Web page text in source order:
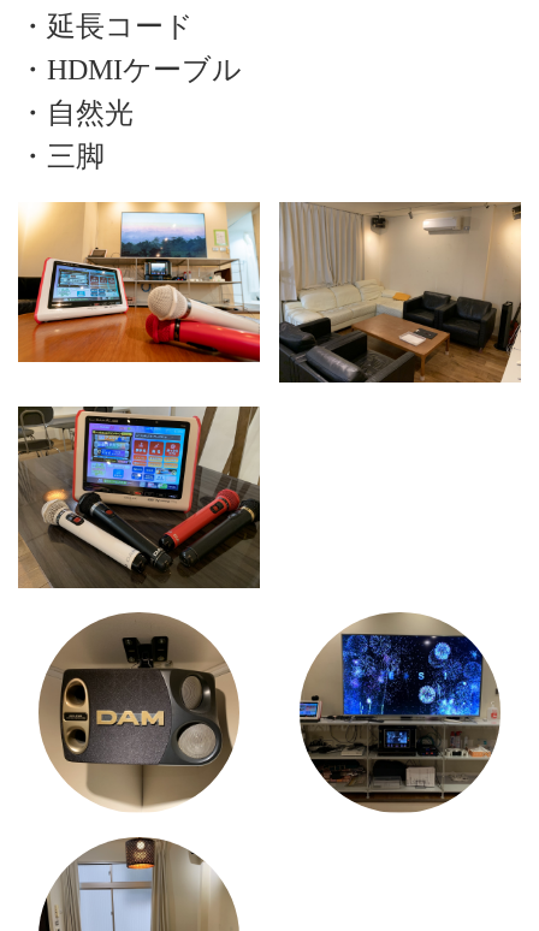
・延長コード
・HDMIケーブル
・自然光
・三脚